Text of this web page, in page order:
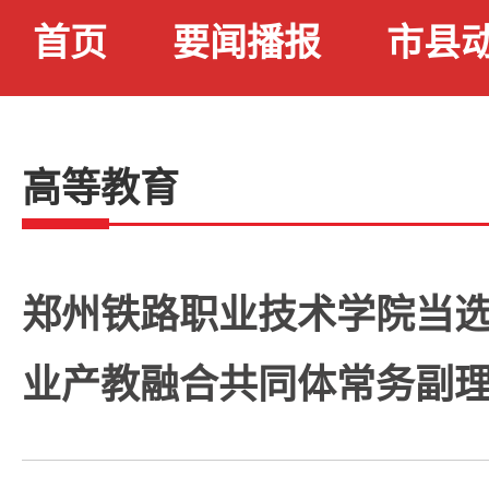
首页 要闻播报 市县
高等教育
郑州铁路职业技术学院当
业产教融合共同体常务副